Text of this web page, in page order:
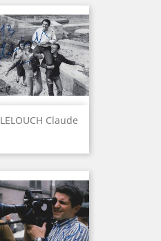
LELOUCH Claude